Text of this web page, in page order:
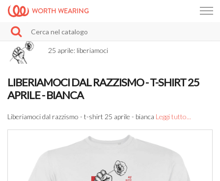
WORTH WEARING
25 aprile: liberiamoci
LIBERIAMOCI DAL RAZZISMO - T-SHIRT 25
APRILE - BIANCA
Liberiamoci dal razzismo - t-shirt 25 aprile - bianca Leggi tutto...